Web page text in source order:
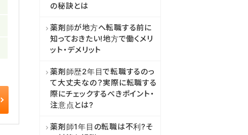
の秘訣とは
薬剤師が地方へ転職する前に
知っておきたい!地方で働くメリ
ット・デメリット
薬剤師歴2年目で転職するのっ
て大丈夫なの？実際に転職する
際にチェックするべきポイント・
注意点とは?
薬剤師1年目の転職は不利?そ